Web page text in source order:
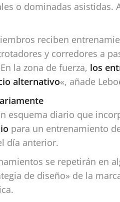
o dominadas asistidas.
reciben
y corredores a
la zona de fuerza, los
alternativo«, añade
esquema diario que
para un entrenamiento
día anterior.
se repetirán en
de diseño» de la